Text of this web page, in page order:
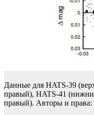
Данные для HATS-39
правый), HATS-41
правый). Авторы и права: